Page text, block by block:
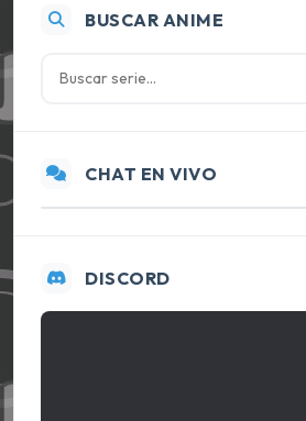
BUSCAR ANIME
CHAT EN VIVO
DISCORD